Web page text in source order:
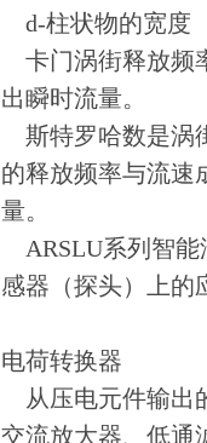
d-柱状物的宽度
卡门涡街释放频
出瞬时流量。
斯特罗哈数是涡
的释放频率与流速
量。
ARSLU系列智
感器 （探头） 上
电荷转换器
从压电元件输出
交流放大器、低通